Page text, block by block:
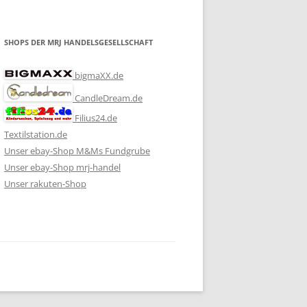
SHOPS DER MRJ HANDELSGESELLSCHAFT
bigmaXX.de
CandleDream.de
Filius24.de
Textilstation.de
Unser ebay-Shop M&Ms Fundgrube
Unser ebay-Shop mrj-handel
Unser rakuten-Shop